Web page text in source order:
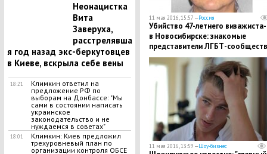
Неонацистка
Вита
Заверуха,
расстрелявша
я год назад экс-беркутовцев
в Киеве, вскрыла себе вены
18:21
Климкин ответил на
предложение РФ по
выборам на Донбассе: "Мы
сами в состоянии написать
украинское
законодательство и не
нуждаемся в советах"
18:01
Климкин: Киев предложил
трехуровневый план по
организации контроля ОБСЕ
11 мая 2016, 15:57 —Россия
Убийство 47-летнего визажиста-
в Новосибирске: знакомые
представители ЛГБТ-
задушили мужчину ради
автомобиля
11 мая 2016, 13:59 —Шоу-бизнес